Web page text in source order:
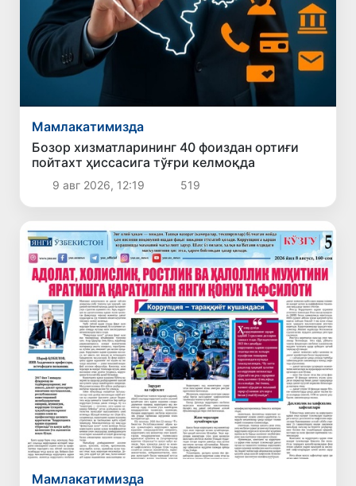
Мамлакатимизда
Бозор хизматларининг 40 фоиздан ортиғи
пойтахт ҳиссасига тўғри келмоқда
9 авг 2026, 12:19 519
Мамлакатимизда